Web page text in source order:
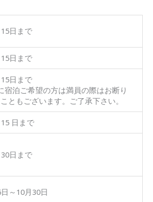
日まで
日まで
日まで
宿泊ご希望の方は満員の際はお断り
ともございます。ご了承下さい。
日まで
日まで
～10月30日